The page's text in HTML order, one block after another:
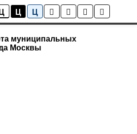
Ц Ц Ц
Правовые акты
муниципальных
Москвы